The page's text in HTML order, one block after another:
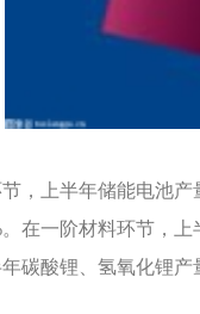
，上半年储能电池
在一阶材料环节，
碳酸锂、氢氧化锂